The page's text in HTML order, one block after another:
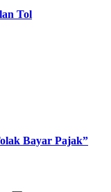
Tol
Bayar Pajak”